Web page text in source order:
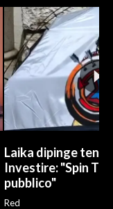
Laika dipinge
Investire: "Spin
pubblico"
Red